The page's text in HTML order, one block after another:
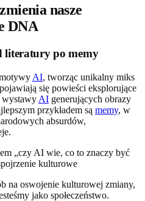
nasze
DNA
literatury po memy
AI, tworząc unikalny miks
się powieści eksplorujące
AI generujących obrazy
przykładem są memy, w
absurdów,
na oswojenie kulturowej zmiany,
jako społeczeństwo.